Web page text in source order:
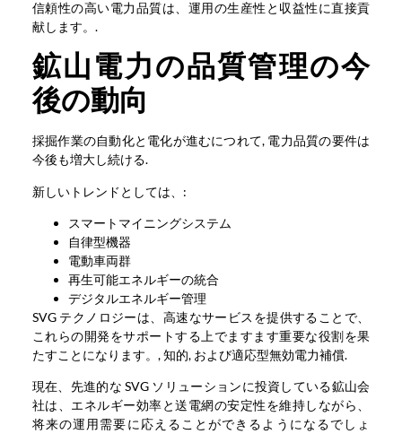
信頼性の高い電力品質は、運用の生産性と収益性に直接貢
献します。.
鉱山電力の品質管理の今
後の動向
採掘作業の自動化と電化が進むにつれて, 電力品質の要件は
今後も増大し続ける.
新しいトレンドとしては、:
スマートマイニングシステム
自律型機器
電動車両群
再生可能エネルギーの統合
デジタルエネルギー管理
SVG テクノロジーは、高速なサービスを提供することで、
これらの開発をサポートする上でますます重要な役割を果
たすことになります。, 知的, および適応型無効電力補償.
現在、先進的な SVG ソリューションに投資している鉱山会
社は、エネルギー効率と送電網の安定性を維持しながら、
将来の運用需要に応えることができるようになるでしょ